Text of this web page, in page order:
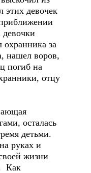
этих девочек
охранника за
нашел воров,
погиб на
отцу
осталась
детьми.
руках и
жизни
Как